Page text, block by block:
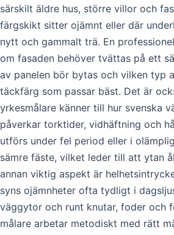
särskilt äldre hus, större villor och
färgskikt sitter ojämnt eller där
nytt och gammalt trä. En
om fasaden behöver tvättas på ett
av panelen bör bytas och vilken typ
täckfärg som passar bäst. Det är
yrkesmålare känner till hur svenska
påverkar torktider, vidhäftning och
utförs under fel period eller i
sämre fäste, vilket leder till att ytan
annan viktig aspekt är
syns ojämnheter ofta tydligt i
väggytor och runt knutar, foder och
målare arbetar metodiskt med rätt